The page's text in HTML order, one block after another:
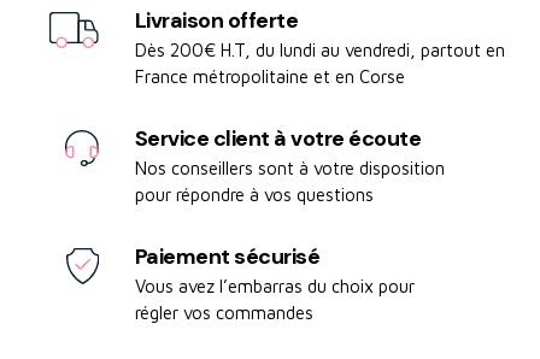
s'adaptent à différents types de machines et de
lessiviels, tout en assurant un contrôle précis du
dosage. En choisissantSaier, les professionnels
éco-responsable pour améliorer la rentabilité et
l'hygiène de leur blanchisserie.
Livraison offerte
Dès 200€ H.T, du lundi au vendredi, partout en
France métropolitaine et en Corse
Service client à votre écoute
Nos conseillers sont à votre disposition
pour répondre à vos questions
Paiement sécurisé
Vous avez l’embarras du choix pour
régler vos commandes